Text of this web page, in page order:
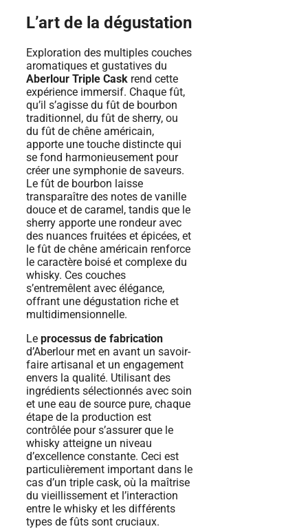
L’art de la dégustation
Exploration des multiples couches
aromatiques et gustatives du
Aberlour Triple Cask rend cette
expérience immersif. Chaque fût,
qu’il s’agisse du fût de bourbon
traditionnel, du fût de sherry, ou
du fût de chêne américain,
apporte une touche distincte qui
se fond harmonieusement pour
créer une symphonie de saveurs.
Le fût de bourbon laisse
transparaître des notes de vanille
douce et de caramel, tandis que le
sherry apporte une rondeur avec
des nuances fruitées et épicées, et
le fût de chêne américain renforce
le caractère boisé et complexe du
whisky. Ces couches
s’entremêlent avec élégance,
offrant une dégustation riche et
multidimensionnelle.
Le processus de fabrication
d’Aberlour met en avant un savoir-
faire artisanal et un engagement
envers la qualité. Utilisant des
ingrédients sélectionnés avec soin
et une eau de source pure, chaque
étape de la production est
contrôlée pour s’assurer que le
whisky atteigne un niveau
d’excellence constante. Ceci est
particulièrement important dans le
cas d’un triple cask, où la maîtrise
du vieillissement et l’interaction
entre le whisky et les différents
types de fûts sont cruciaux.